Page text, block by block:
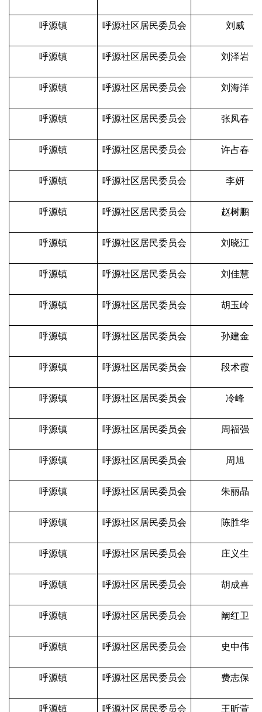
呼源镇 呼源社区居民委员会 刘威
呼源镇 呼源社区居民委员会 刘泽岩
呼源镇 呼源社区居民委员会 刘海洋
呼源镇 呼源社区居民委员会 张凤春
呼源镇 呼源社区居民委员会 许占春
呼源镇 呼源社区居民委员会 李妍
呼源镇 呼源社区居民委员会 赵树鹏
呼源镇 呼源社区居民委员会 刘晓江
呼源镇 呼源社区居民委员会 刘佳慧
呼源镇 呼源社区居民委员会 胡玉岭
呼源镇 呼源社区居民委员会 孙建金
呼源镇 呼源社区居民委员会 段术霞
呼源镇 呼源社区居民委员会 冷峰
呼源镇 呼源社区居民委员会 周福强
呼源镇 呼源社区居民委员会 周旭
呼源镇 呼源社区居民委员会 朱丽晶
呼源镇 呼源社区居民委员会 陈胜华
呼源镇 呼源社区居民委员会 庄义生
呼源镇 呼源社区居民委员会 胡成喜
呼源镇 呼源社区居民委员会 阚红卫
呼源镇 呼源社区居民委员会 史中伟
呼源镇 呼源社区居民委员会 费志保
呼源镇 呼源社区居民委员会 王昕萱